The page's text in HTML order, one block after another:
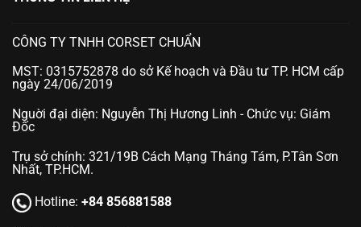
CÔNG TY TNHH CORSET CHUẨN
MST: 0315752878 do sở Kế hoạch và Đầu tư TP. HCM cấp
ngày 24/06/2019
Nguời đại diện: Nguyễn Thị Hương Linh - Chức vụ: Giám
Đốc
Trụ sở chính: 321/19B Cách Mạng Tháng Tám, P.Tân Sơn
Nhất, TP.HCM.
Hotline: +84 856881588